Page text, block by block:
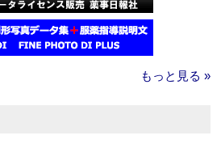
もっと見る »